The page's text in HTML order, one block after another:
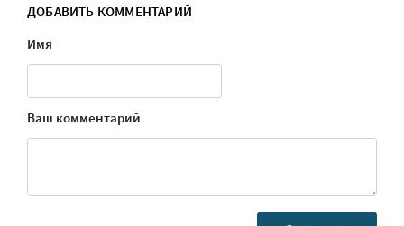
ДОБАВИТЬ КОММЕНТАРИЙ
Имя
Ваш комментарий